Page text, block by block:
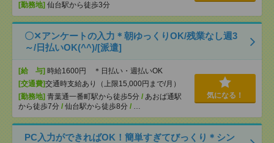
[勤務地] 仙台駅から徒歩3分
〇✕アンケートの入力＊朝ゆっくりOK/残業なし週3
～/日払いOK(^^)/[派遣]
[給 与] 時給1600円 ＊日払い・週払いOK
[交通費]交通時支給あり（上限15,000円まで/月）
[勤務地] 青葉通一番町駅から徒歩5分 / あおば通駅
から徒歩7分 / 仙台駅から徒歩8分 / …
気になる！
PC入力ができればOK！簡単すぎてびっくり＊シン